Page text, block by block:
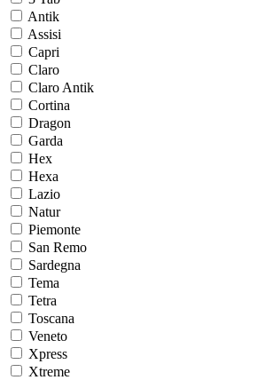
Antik
Assisi
Capri
Claro
Claro Antik
Cortina
Dragon
Garda
Hex
Hexa
Lazio
Natur
Piemonte
San Remo
Sardegna
Tema
Tetra
Toscana
Veneto
Xpress
Xtreme